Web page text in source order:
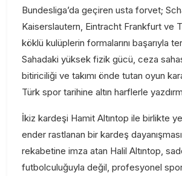
Bundesliga’da geçiren usta forvet;
Kaiserslautern, Eintracht Frankfurt ve
köklü kulüplerin formalarını başarıyla
Sahadaki yüksek fizik gücü, ceza
bitiriciliği ve takımı önde tutan oyun
Türk spor tarihine altın harflerle
İkiz kardeşi Hamit Altıntop ile birlikte
ender rastlanan bir kardeş
rekabetine imza atan Halil Altıntop,
futbolculuğuyla değil, profesyonel